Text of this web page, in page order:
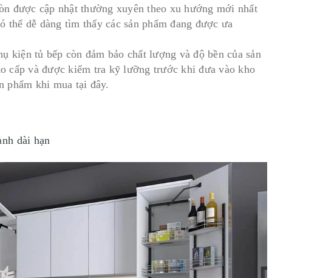
được cập nhật thường xuyên theo xu hướng mới nhất
dễ dàng tìm thấy các sản phẩm đang được ưa
kiện tủ bếp còn đảm bảo chất lượng và độ bền của sản
cấp và được kiểm tra kỹ lưỡng trước khi đưa vào kho
phẩm khi mua tại đây.
dài hạn